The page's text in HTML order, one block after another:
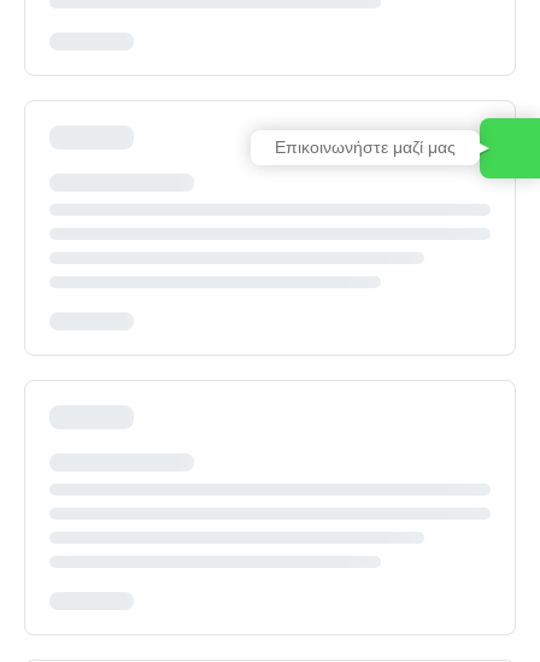
Επικοινωνήστε μαζί μας